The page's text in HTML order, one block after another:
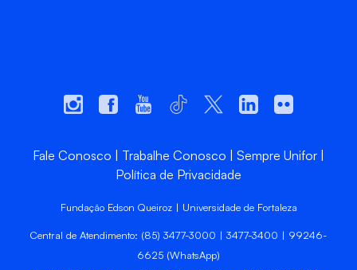
Fale Conosco Trabalhe Conosco
Sempre Unifor
Política de Privacidade
Fundação Edson Queiroz | Universidade de Fortaleza
Central de Atendimento: (85) 3477-3000 | 3477-3400 | 99246-
6625 (WhatsApp)